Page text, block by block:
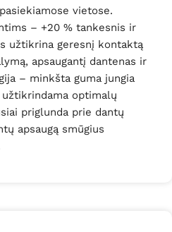
vietose.
– +20 % tankesnis ir
užtikrina geresnį kontaktą
apsaugantį dantenas ir
– minkšta guma jungia
optimalų
priglunda prie dantų
apsaugą smūgius